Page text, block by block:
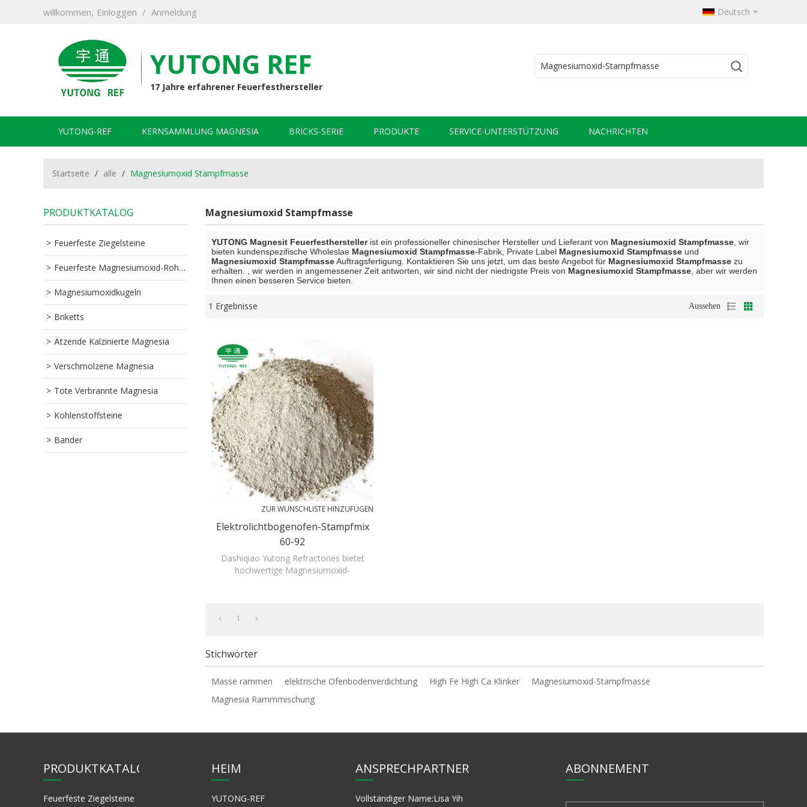
willkommen, Einloggen / Anmeldung Deutsch
YUTONG REF
17 Jahre erfahrener Feuerfesthersteller
YUTONG-REF KERNSAMMLUNG MAGNESIA BRICKS-SERIE PRODUKTE SERVICE-UNTERSTÜTZUNG NACHRICHTEN
Startseite / alle / Magnesiumoxid Stampfmasse
PRODUKTKATALOG
Feuerfeste Ziegelsteine
Feuerfeste Magnesiumoxid-Rohstoffe
Magnesiumoxidkugeln
Briketts
Ätzende Kalzinierte Magnesia
Verschmolzene Magnesia
Tote Verbrannte Magnesia
Kohlenstoffsteine
Bander
Magnesiumoxid Stampfmasse
YUTONG Magnesit Feuerfestherstellerist ein professioneller chinesischer Hersteller und Lieferant von Magnesiumoxid Stampfmasse , wir
bieten kundenspezifische Wholeslae Magnesiumoxid Stampfmasse-Fabrik, Private Label Magnesiumoxid Stampfmasse und
Magnesiumoxid StampfmasseAuftragsfertigung. Kontaktieren Sie uns jetzt, um das beste Angebot für Magnesiumoxid Stampfmasse zu
erhalten. , wir werden in angemessener Zeit antworten, wir sind nicht der niedrigste Preis von Magnesiumoxid Stampfmasse , aber wir werden
Ihnen einen besseren Service bieten.
1 Ergebnisse Aussehen
ZUR WUNSCHLISTE HINZUFÜGEN
Elektrolichtbogenofen-Stampfmix
60-92
Dashiqiao Yutong Refractories bietet
hochwertige Magnesiumoxid-
1
Stichwörter
Masse rammen elektrische Ofenbodenverdichtung High Fe High Ca Klinker
Magnesiumoxid-Stampfmasse
Magnesia Rammmischung
PRODUKTKATALOG
Feuerfeste Ziegelsteine
HEIM
YUTONG-REF
ANSPRECHPARTNER
Vollständiger Name:Lisa Yih
ABONNEMENT